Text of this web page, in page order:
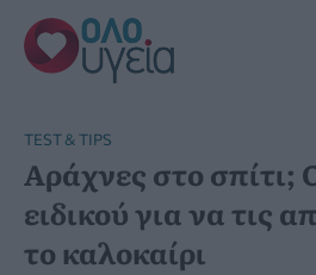
Μετάβαση
στο
περιεχόμενο
TEST & TIPS
Αράχνες στο σπίτι;
ειδικού για να τις
το καλοκαίρι